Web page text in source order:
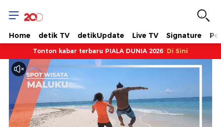
Home detik TV detikUpdate Live TV Signature
Tonton kabar terbaru PIALA DUNIA 2026 Di Sini